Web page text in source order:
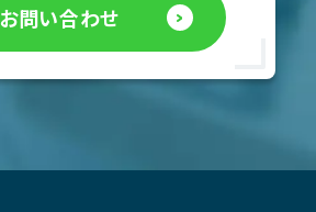
お問い合わせ